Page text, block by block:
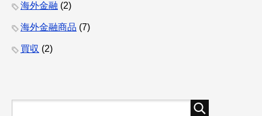
海外金融 (2)
海外金融商品 (7)
買収 (2)